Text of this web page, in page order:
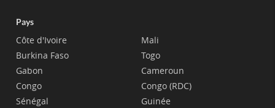
Pays
Côte d'Ivoire
Burkina Faso
Gabon
Congo
Sénégal
Mali
Togo
Cameroun
Congo (RDC)
Guinée